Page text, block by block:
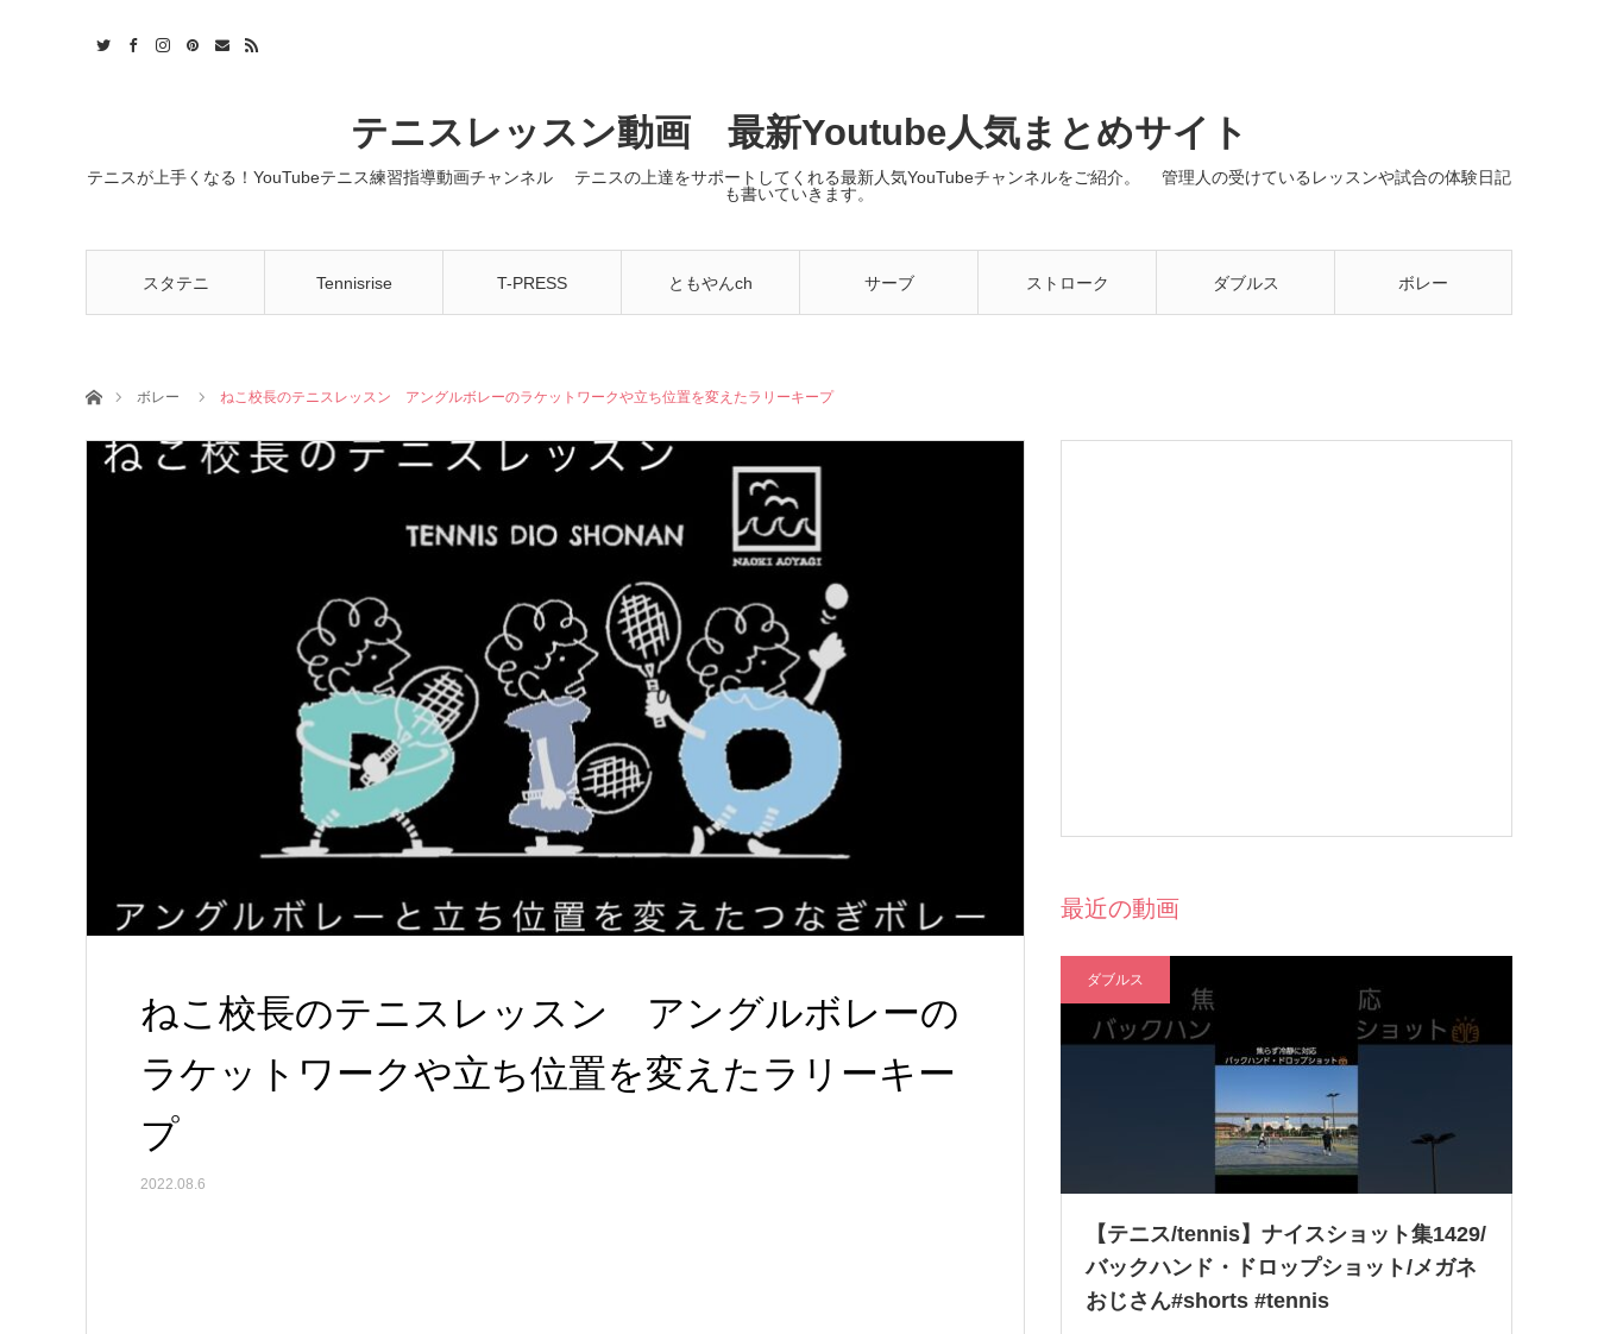
テニスレッスン動画 最新Youtube人気まとめサイト
テニスが上手くなる！YouTubeテニス練習指導動画チャンネル テニスの上達をサポートしてくれる最新人気YouTubeチャンネルをご紹介。 管理人の受けているレッスンや試合の体験日記
も書いていきます。
スタテニ Tennisrise T-PRESS ともやんch サーブ ストローク ダブルス ボレー
ホームボレー ねこ校長のテニスレッスン アングルボレーのラケットワークや立ち位置を変えたラリーキープ
ねこ校長のテニスレッスン アングルボレーの
ラケットワークや立ち位置を変えたラリーキー
プ
2022.08.6
最近の動画
ダブルス
【テニス/tennis】ナイスショット集1429/
バックハンド・ドロップショット/メガネ
おじさん#shorts #tennis